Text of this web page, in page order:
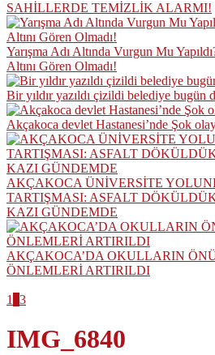
SAHİLLERDE TEMİZLİK ALARMI!
Yarışma Adı Altında Vurgun Mu
Altını Gören Olmadı!
Bir yıldır yazıldı çizildi belediye bugün
Akçakoca devlet Hastanesi’nde Şok
AKÇAKOCA ÜNİVERSİTE
TARTIŞMASI: ASFALT
KAZI GÜNDEMDE
AKÇAKOCA’DA OKULLARIN
ÖNLEMLERİ ARTIRILDI
1 3
IMG_6840